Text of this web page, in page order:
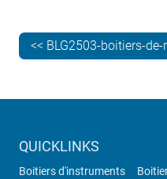
<< BLG2503-boitiers-
QUICKLINKS
Boitiers d'instruments